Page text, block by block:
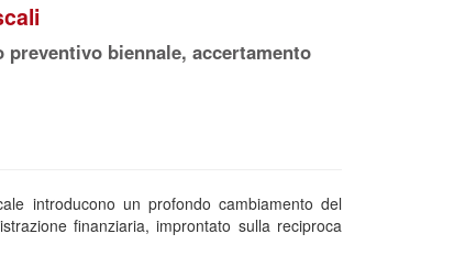
biennale, accertamento
introducono un profondo cambiamento del
finanziaria, improntato sulla reciproca